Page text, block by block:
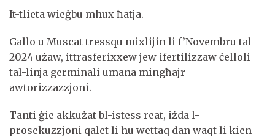
It-tlieta wieġbu mhux ħatja.
Gallo u Muscat tressqu mixlijin li f’Novembru tal-
2024 użaw, ittrasferixxew jew ifertilizzaw ċelloli
tal-linja germinali umana mingħajr
awtorizzazzjoni.
Tanti ġie akkużat bl-istess reat, iżda l-
prosekuzzjoni qalet li hu wettaq dan waqt li kien